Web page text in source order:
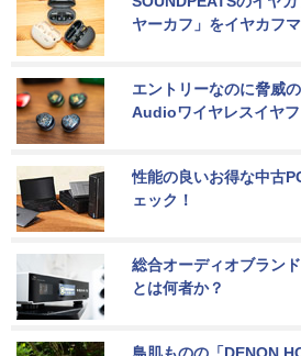
ヤーカフ」をイヤカフ
エントリーなのに脅威
Audioワイヤレスイヤ
性能の良いお得な中古
ェック！
総合オーディオブラン
とは何者か？